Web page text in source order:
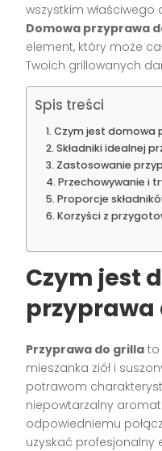
wszystkim
Domowa przyprawa
element, który może
Twoich grillowanych
Spis treści
Czym jest domowa
Składniki idealnej
Zastosowanie
Przechowywanie i
Proporcje
Korzyści z
Czym jest
przyprawa
Przyprawa do grilla to
mieszanka ziół i
potrawom
niepowtarzalny aromat
odpowiedniemu
uzyskać